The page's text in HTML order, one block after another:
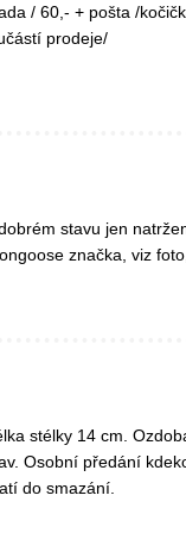
/ 60,- + pošta /
prodeje/
stavu jen
značka, viz
stélky 14 cm.
Osobní předání
do smazání.